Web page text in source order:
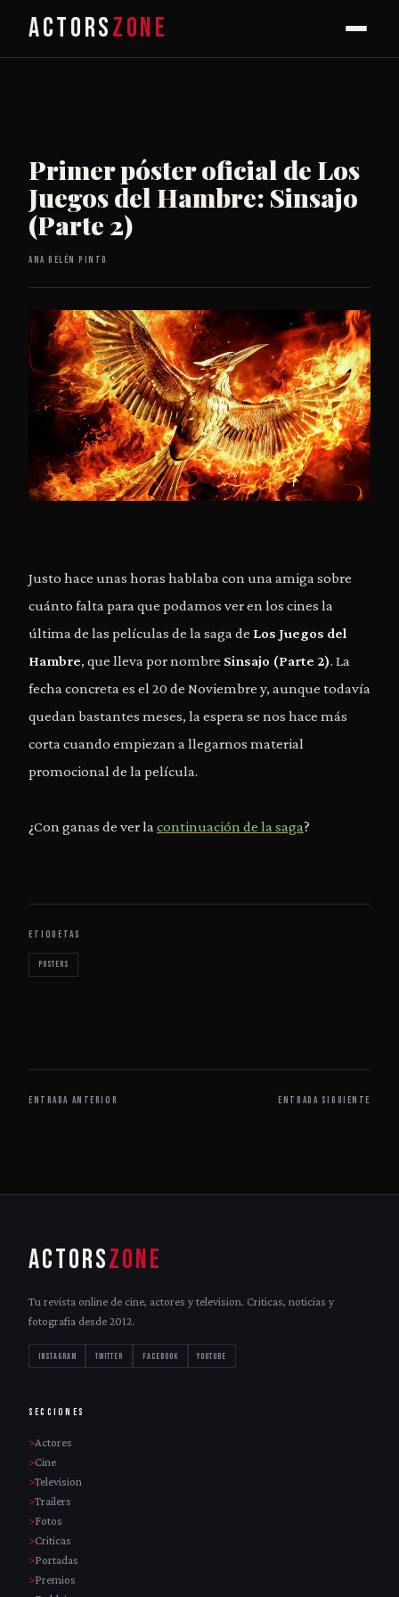
ACTORSZONE
Primer póster oficial de Los
Juegos del Hambre: Sinsajo
(Parte 2)
Ana Belén Pinto
Justo hace unas horas hablaba con una amiga sobre
cuánto falta para que podamos ver en los cines la
última de las películas de la saga de Los Juegos del
Hambre, que lleva por nombre Sinsajo (Parte 2). La
fecha concreta es el 20 de Noviembre y, aunque todavía
quedan bastantes meses, la espera se nos hace más
corta cuando empiezan a llegarnos material
promocional de la película.
¿Con ganas de ver la continuación de la saga?
ETIQUETAS
posters
ENTRADA ANTERIOR ENTRADA SIGUIENTE
ACTORSZONE
Tu revista online de cine, actores y television. Criticas, noticias y
fotografia desde 2012.
INSTAGRAM TWITTER FACEBOOK YOUTUBE
SECCIONES
Actores
Cine
Television
Trailers
Fotos
Criticas
Portadas
Premios